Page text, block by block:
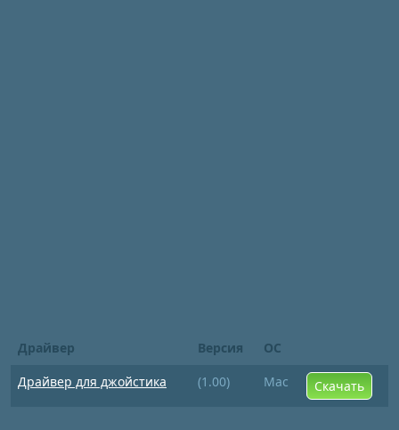
Драйвер Версия
ОС
Драйвер для джойстика
(1.00) Mac Скачать